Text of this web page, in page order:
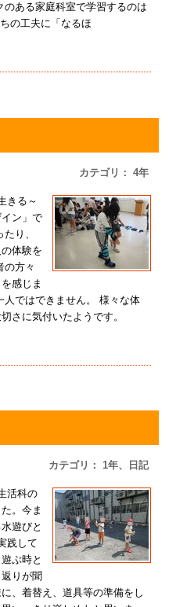
ある家庭科室で学習するのは
の工夫に「なるほ
カテゴリ： 4年
きる～
ン」で
り、
体験を
の方々
感じま
人ではできません。 様々な体
さに気付いたようです。
カテゴリ： 1年、日記
活科の
。今ま
遊びと
践して
ぶ時と
りが聞
、着替え、道具等の準備をし